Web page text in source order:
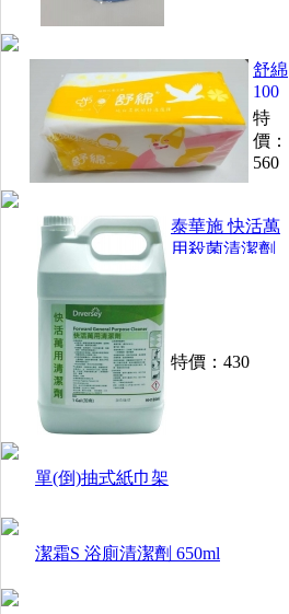
舒綿
100
抽衛
生紙
(48
特
價：
560
泰華施 快活萬
用殺菌清潔劑
特價： 430
單(倒)抽式紙巾架
潔霜S 浴廁清潔劑 650ml